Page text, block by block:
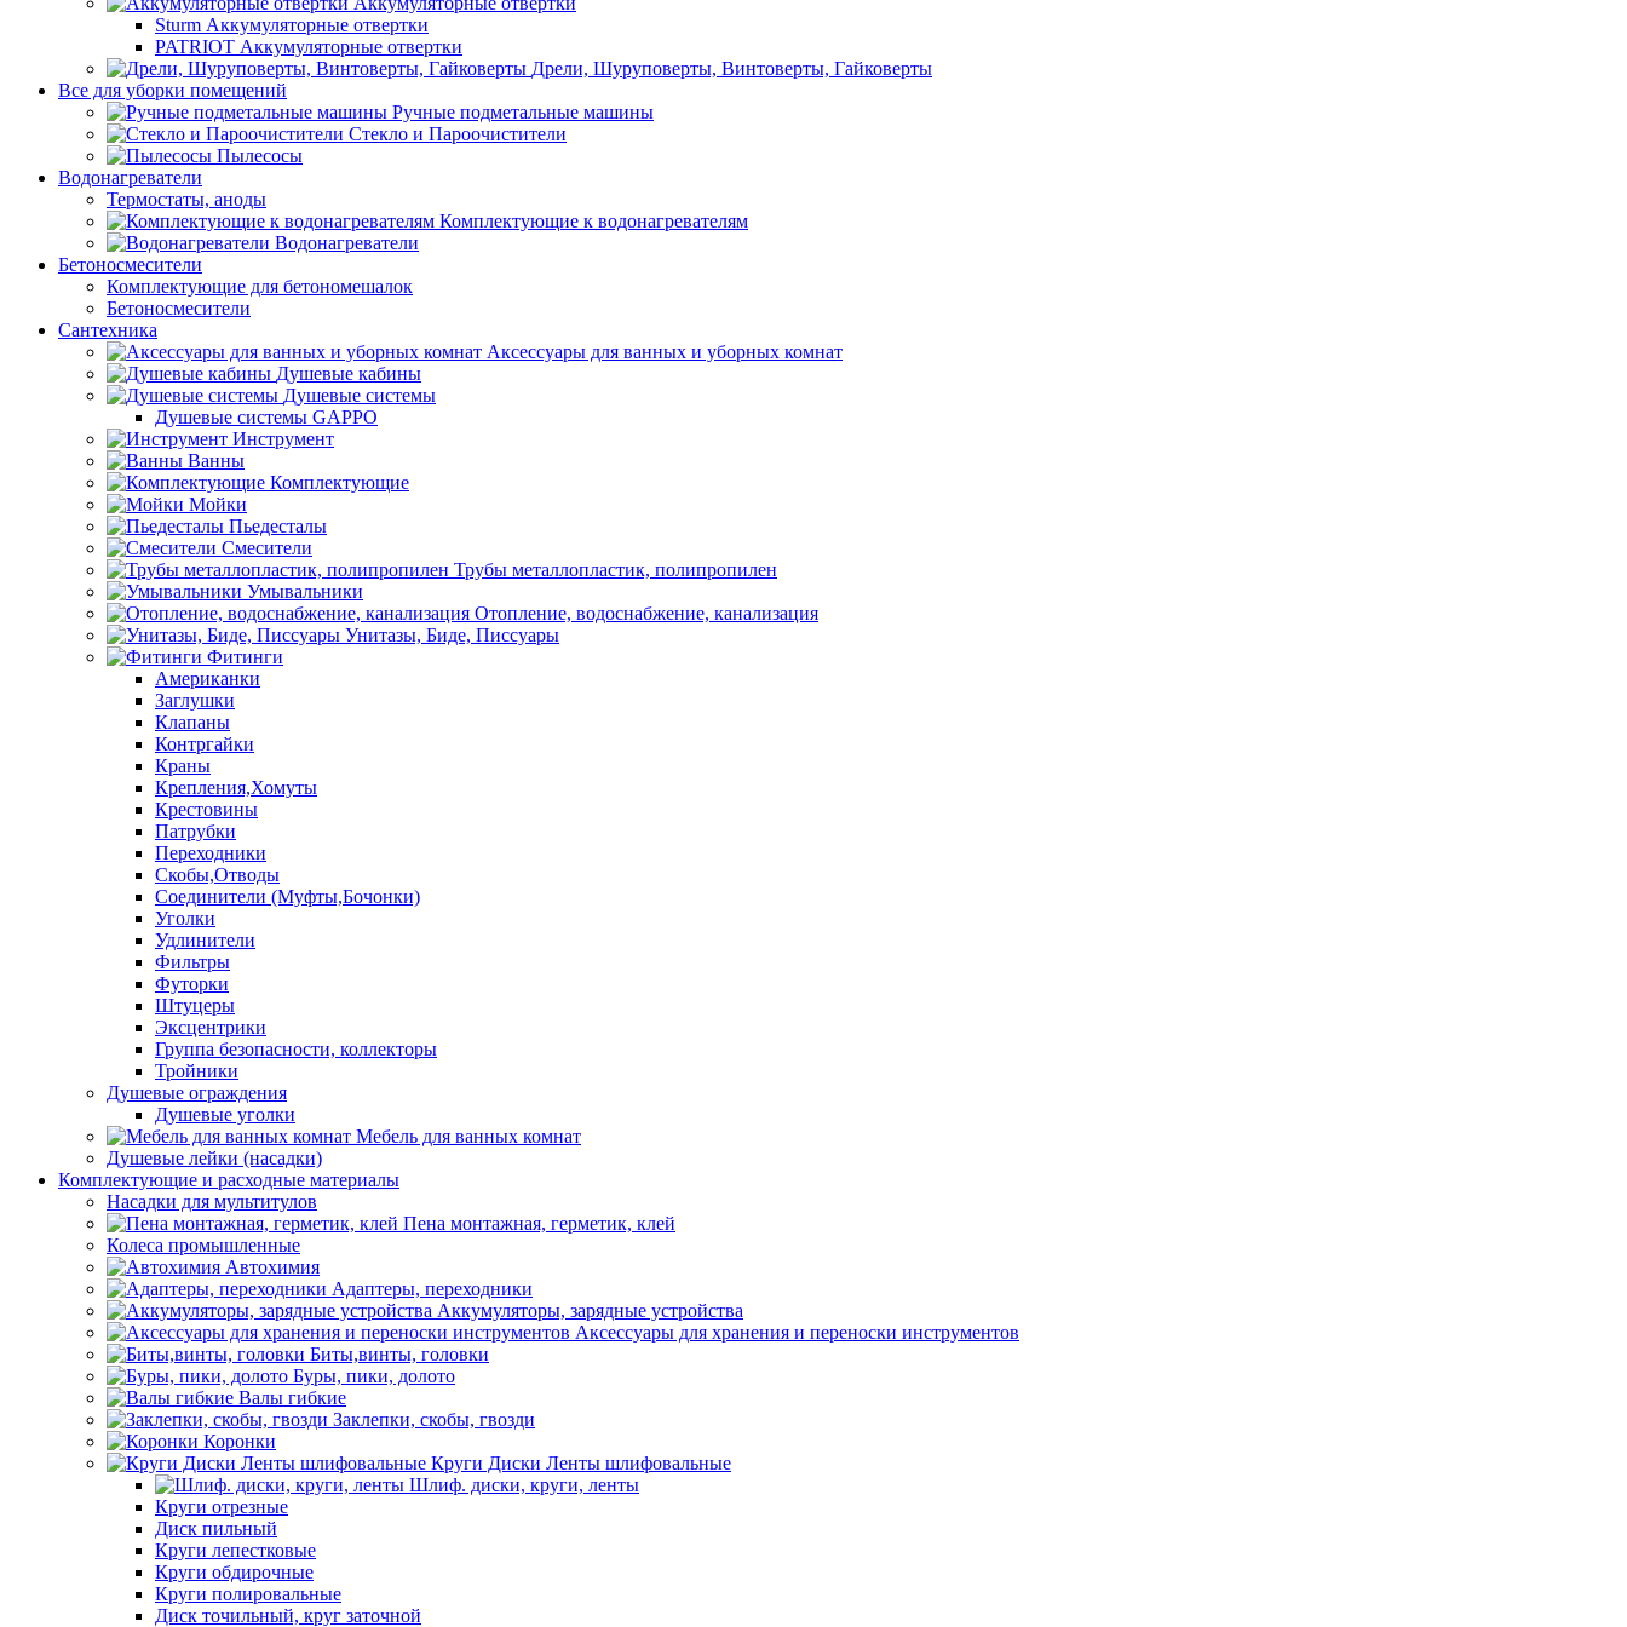
Sturm Аккумуляторные отвертки
PATRIOT Аккумуляторные отвертки
Дрели, Шуруповерты, Винтоверты, Гайковерты
Все для уборки помещений
Ручные подметальные машины
Стекло и Пароочистители
Пылесосы
Водонагреватели
Термостаты, аноды
Комплектующие к водонагревателям
Водонагреватели
Бетоносмесители
Комплектующие для бетономешалок
Бетоносмесители
Сантехника
Аксессуары для ванных и уборных комнат
Душевые кабины
Душевые системы
Душевые системы GAPPO
Инструмент
Ванны
Комплектующие
Мойки
Пьедесталы
Смесители
Трубы металлопластик, полипропилен
Умывальники
Отопление, водоснабжение, канализация
Унитазы, Биде, Писсуары
Фитинги
Американки
Заглушки
Клапаны
Контргайки
Краны
Крепления,Хомуты
Крестовины
Патрубки
Переходники
Скобы,Отводы
Соединители (Муфты,Бочонки)
Уголки
Удлинители
Фильтры
Футорки
Штуцеры
Эксцентрики
Группа безопасности, коллекторы
Тройники
Душевые ограждения
Душевые уголки
Мебель для ванных комнат
Душевые лейки (насадки)
Комплектующие и расходные материалы
Насадки для мультитулов
Пена монтажная, герметик, клей
Колеса промышленные
Автохимия
Адаптеры, переходники
Аккумуляторы, зарядные устройства
Аксессуары для хранения и переноски инструментов
Биты,винты, головки
Буры, пики, долото
Валы гибкие
Заклепки, скобы, гвозди
Коронки
Круги Диски Ленты шлифовальные
Шлиф. диски, круги, ленты
Круги отрезные
Диск пильный
Круги лепестковые
Круги обдирочные
Круги полировальные
Диск точильный, круг заточной